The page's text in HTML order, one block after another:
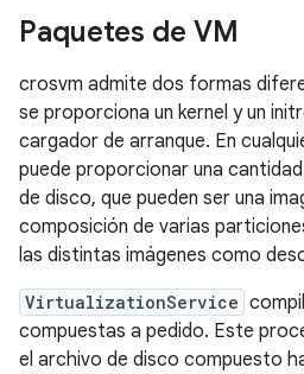
Paquetes de VM
crosvm admite dos formas
se proporciona un kernel y un
cargador de arranque. En
puede proporcionar una
de disco, que pueden ser una
composición de varias
las distintas imágenes como
VirtualizationService
compuestas a pedido. Este
el archivo de disco compuesto